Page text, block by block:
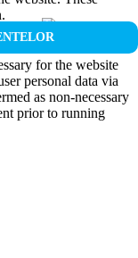
for the website
personal data via
as non-necessary
prior to running